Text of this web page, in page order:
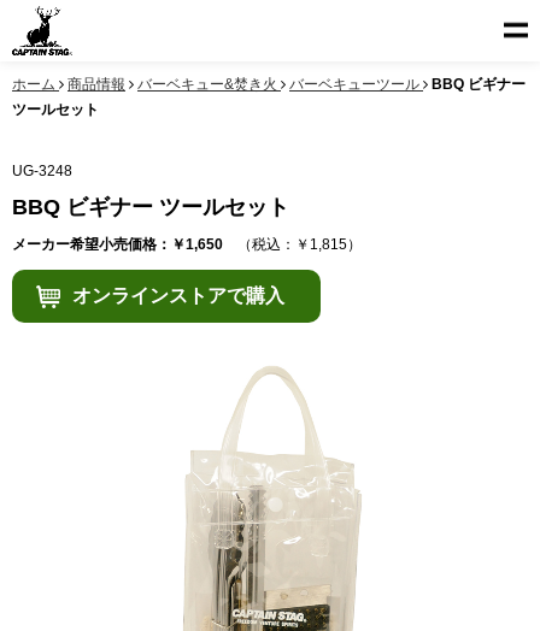
ホーム 商品情報 バーベキュー&焚き火 バーベキューツール
BBQ ビギナー
ツールセット
UG-3248
BBQ ビギナー ツールセット
メーカー希望小売価格：￥1,650 （税込：￥1,815）
オンラインストアで購入